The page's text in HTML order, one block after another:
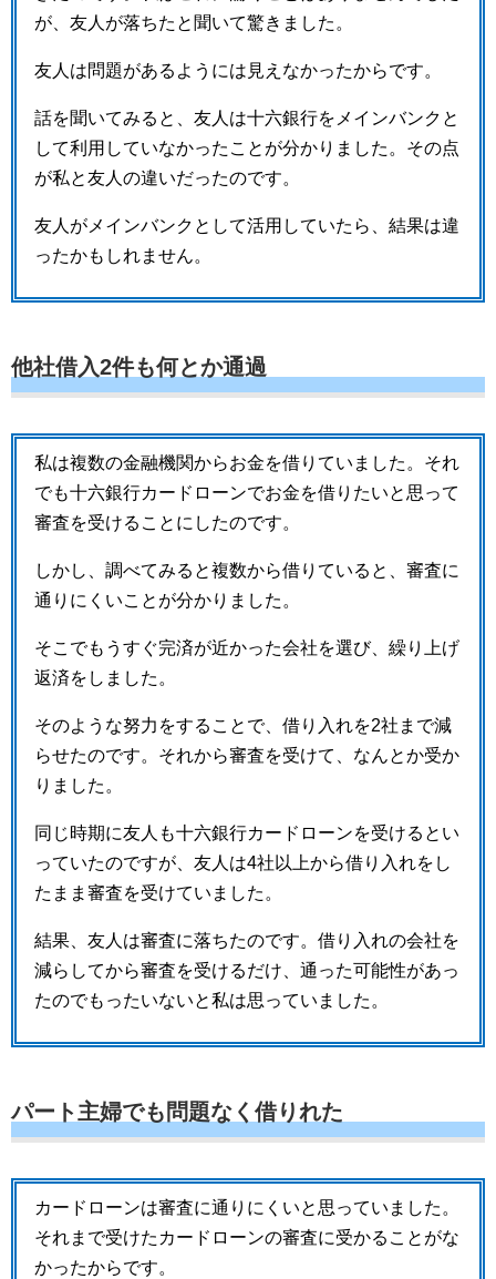
が、友人が落ちたと聞いて驚きました。
友人は問題があるようには見えなかったからです。
話を聞いてみると、友人は十六銀行をメインバンクと
して利用していなかったことが分かりました。その点
が私と友人の違いだったのです。
友人がメインバンクとして活用していたら、結果は違
ったかもしれません。
他社借入2件も何とか通過
私は複数の金融機関からお金を借りていました。それ
でも十六銀行カードローンでお金を借りたいと思って
審査を受けることにしたのです。
しかし、調べてみると複数から借りていると、審査に
通りにくいことが分かりました。
そこでもうすぐ完済が近かった会社を選び、繰り上げ
返済をしました。
そのような努力をすることで、借り入れを2社まで減
らせたのです。それから審査を受けて、なんとか受か
りました。
同じ時期に友人も十六銀行カードローンを受けるとい
っていたのですが、友人は4社以上から借り入れをし
たまま審査を受けていました。
結果、友人は審査に落ちたのです。借り入れの会社を
減らしてから審査を受けるだけ、通った可能性があっ
たのでもったいないと私は思っていました。
パート主婦でも問題なく借りれた
カードローンは審査に通りにくいと思っていました。
それまで受けたカードローンの審査に受かることがな
かったからです。